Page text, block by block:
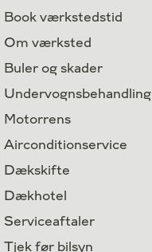
Book værkstedstid
Om værksted
Buler og skader
Undervognsbehandling
Motorrens
Airconditionservice
Dækskifte
Dækhotel
Serviceaftaler
Tjek før bilsyn